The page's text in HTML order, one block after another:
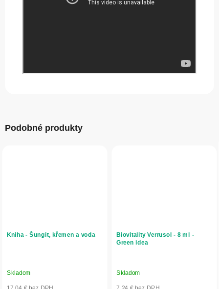
Podobné produkty
Kniha - Šungit, křemen a voda
Skladom
Biovitality Verrusol - 8 ml -
Green idea
Skladom